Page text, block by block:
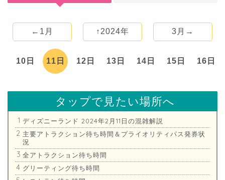
←1月 ↑2024年 3月→
10日 11日 12日 13日 14日 15日 16日
タップで見たい場所へ
ディズニーランド 2024年2月11日の混雑解説
主要アトラクション待ち時間＆プライオリティパス発券状
況
全アトラクション待ち時間
グリーティング待ち時間